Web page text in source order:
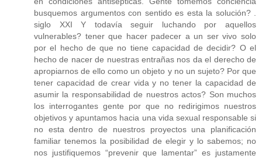
busquemos argumentos con sentido es esta la solución? .
siglo XXI Y todavía seguir luchando por aquellos
vulnerables? tener que hacer padecer a un ser vivo solo
por el hecho de que no tiene capacidad de decidir? O el
hecho de nacer de nuestras entrañas nos da el derecho de
apropiarnos de ello como un objeto y no un sujeto? Por que
tener capacidad de crear vida y no tener la capacidad de
asumir la responsabilidad de nuestros actos? Son muchos
los interrogantes gente por que no redirigimos nuestros
objetivos y apuntamos hacia una vida sexual responsable si
no esta dentro de nuestros proyectos una planificación
familiar tenemos la posibilidad de elegir y lo sabemos; no
nos justifiquemos “prevenir que lamentar” es justamente